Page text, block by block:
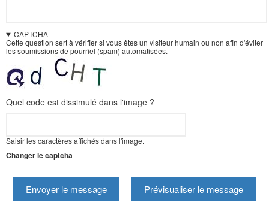
CAPTCHA
Cette question sert à vérifier si vous êtes un visiteur humain ou non afin d'éviter
les soumissions de pourriel (spam) automatisées.
Quel code est dissimulé dans l'image ?
Saisir les caractères affichés dans l'image.
Changer le captcha
Envoyer le message Prévisualiser le message